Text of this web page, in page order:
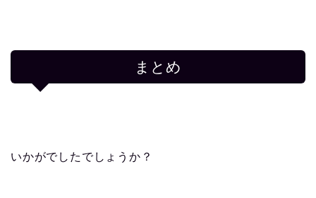
まとめ
いかがでしたでしょうか？